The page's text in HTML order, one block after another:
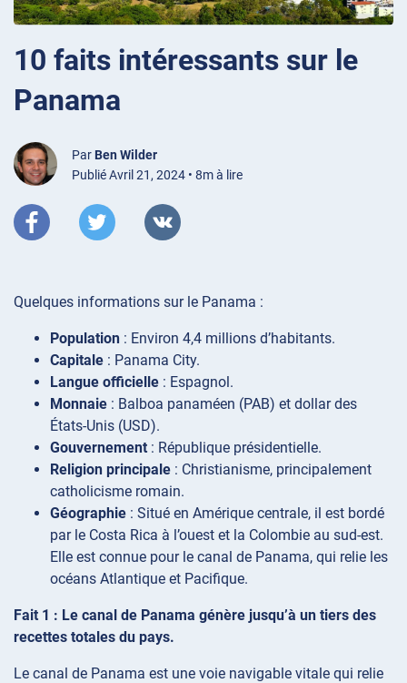
10 faits intéressants sur le
Panama
Par Ben Wilder
Publié Avril 21, 2024 • 8m à lire
Quelques informations sur le Panama :
Population : Environ 4,4 millions d’habitants.
Capitale : Panama City.
Langue officielle : Espagnol.
Monnaie : Balboa panaméen (PAB) et dollar des
États-Unis (USD).
Gouvernement : République présidentielle.
Religion principale : Christianisme, principalement
catholicisme romain.
Géographie : Situé en Amérique centrale, il est bordé
par le Costa Rica à l’ouest et la Colombie au sud-est.
Elle est connue pour le canal de Panama, qui relie les
océans Atlantique et Pacifique.
Fait 1 : Le canal de Panama génère jusqu’à un tiers des
recettes totales du pays.
Le canal de Panama est une voie navigable vitale qui relie